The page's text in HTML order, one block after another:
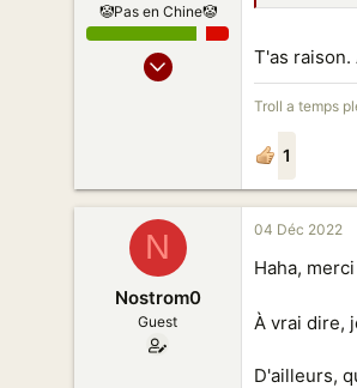
🤡Pas en Chine🤡
09 Sept 2019
T'as
Troll a temps
1
N
Nostrom0
Guest
04 Déc 2022
Haha,
À vrai dire,
D'ailleurs,